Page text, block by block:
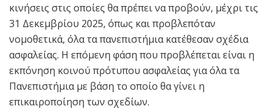
κινήσεις στις οποίες θα πρέπει να προβούν, μέχρι τις
31 Δεκεμβρίου 2025, όπως και προβλεπόταν
νομοθετικά, όλα τα πανεπιστήμια κατέθεσαν σχέδια
ασφαλείας. Η επόμενη φάση που προβλέπεται είναι η
εκπόνηση κοινού πρότυπου ασφαλείας για όλα τα
Πανεπιστήμια με βάση το οποίο θα γίνει η
επικαιροποίηση των σχεδίων.